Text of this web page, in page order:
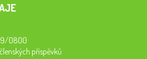
0800
příspěvků